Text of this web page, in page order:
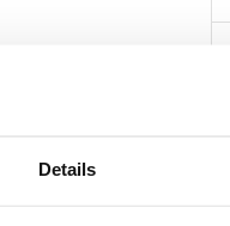
Details